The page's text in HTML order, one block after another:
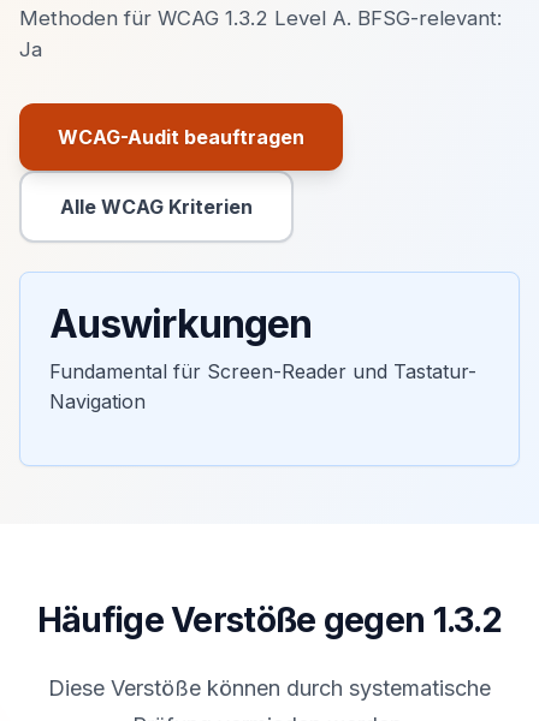
Methoden für WCAG 1.3.2 Level A. BFSG-relevant:
Ja
WCAG-Audit beauftragen
Primäre Aktion
Alle WCAG Kriterien
Sekundäre Aktion
Auswirkungen
Fundamental für Screen-Reader und Tastatur-
Navigation
Häufige Verstöße gegen 1.3.2
Diese Verstöße können durch systematische